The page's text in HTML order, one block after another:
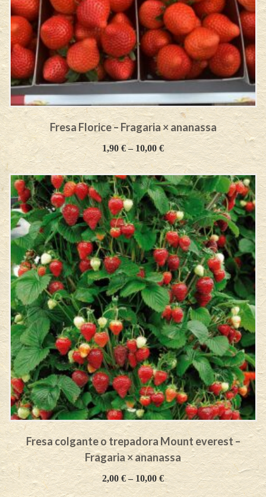
Fresa Florice – Fragaria × ananassa
1,90 €– 10,00 €
Fresa colgante o trepadora Mount everest –
Fragaria × ananassa
2,00 €–10,00€